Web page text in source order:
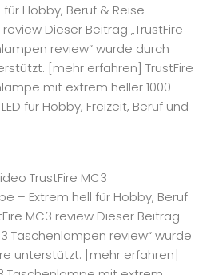
Hobby, Beruf & Reise
review Dieser Beitrag „TrustFire
review“ wurde durch
[mehr erfahren] TrustFire
mit extrem heller 1000
für Hobby, Freizeit, Beruf und
TrustFire MC3
– Extrem hell für Hobby, Beruf
MC3 review Dieser Beitrag
Taschenlampen review“ wurde
unterstützt. [mehr erfahren]